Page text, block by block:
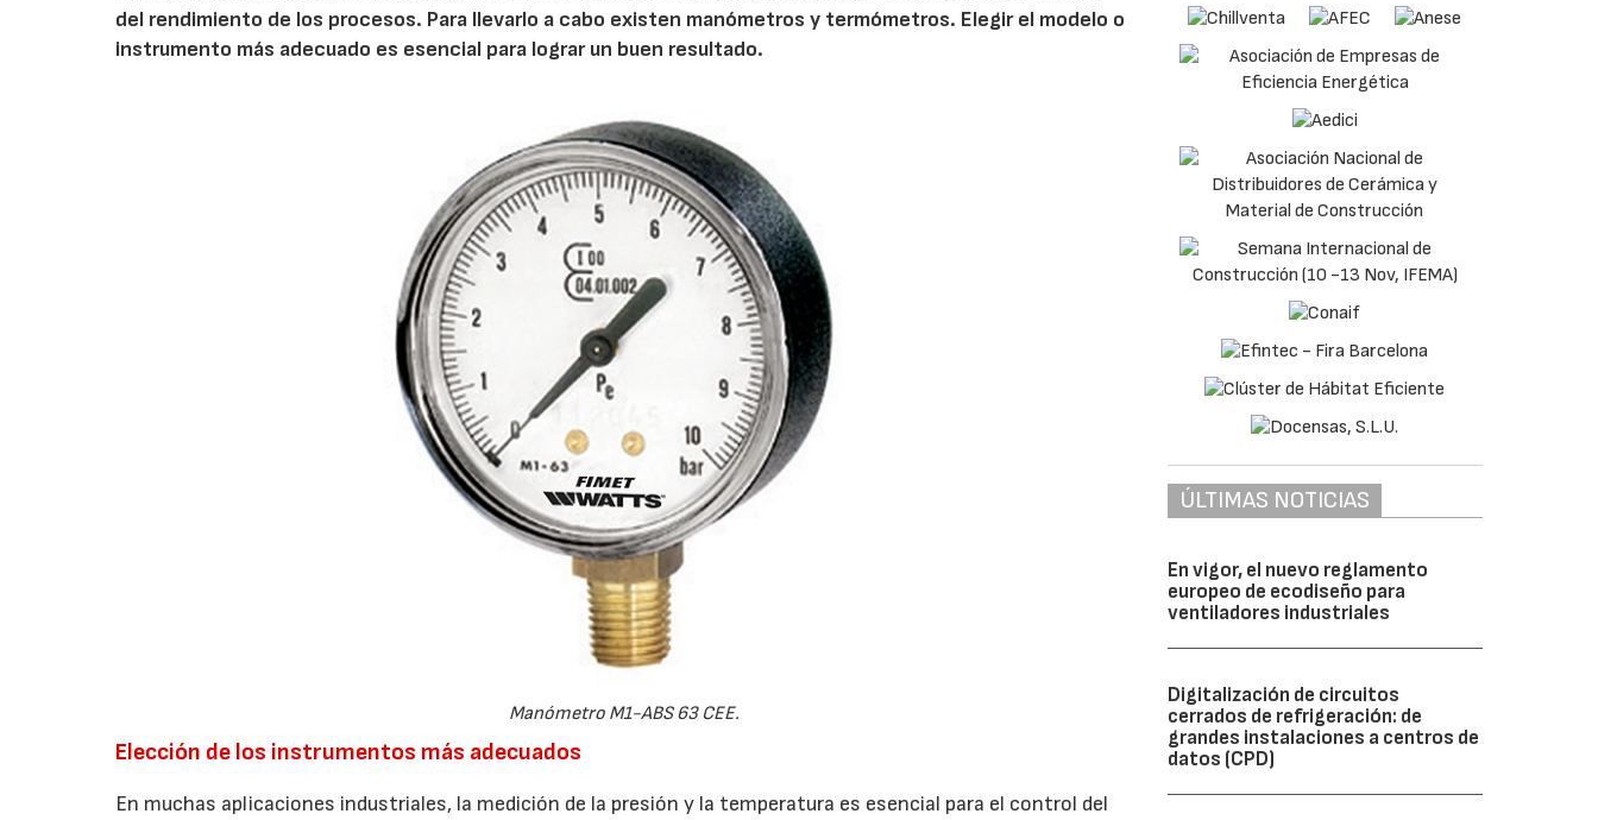
del rendimiento de los procesos. Para llevarlo a cabo existen manómetros y termómetros. Elegir el modelo o
instrumento más adecuado es esencial para lograr un buen resultado.
Manómetro M1-ABS 63 CEE.
Elección de los instrumentos más adecuados
En muchas aplicaciones industriales, la medición de la presión y la temperatura es esencial para el control del
ÚLTIMAS NOTICIAS
En vigor, el nuevo reglamento
europeo de ecodiseño para
ventiladores industriales
Digitalización de circuitos
cerrados de refrigeración: de
grandes instalaciones a centros de
datos (CPD)